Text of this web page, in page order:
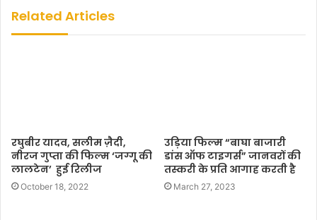
Related Articles
रघुबीर यादव, सलीम ज़ैदी,
नीरज गुप्ता की फिल्म ‘जग्गू की
लालटेन’ हुई रिलीज
October 18, 2022
उड़िया फिल्म “बाघा बाजारी
डांस ऑफ टाइगर्स” जानवरों की
तस्करी के प्रति आगाह करती है
March 27, 2023